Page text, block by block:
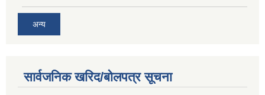
अन्य
सार्वजनिक खरिद/बोलपत्र सूचना